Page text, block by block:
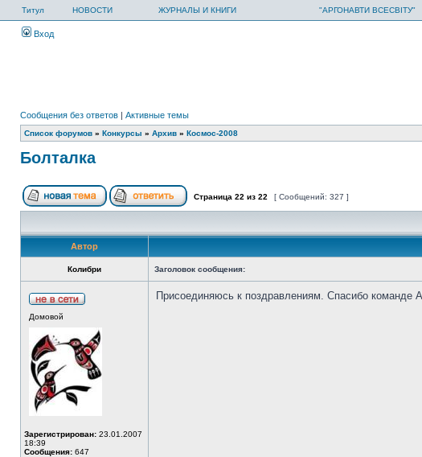
Титул НОВОСТИ ЖУРНАЛЫ И КНИГИ "АРГОНАВТИ ВСЕСВІТУ"
Вход
Сообщения без ответов | Активные темы
Список форумов » Конкурсы » Архив » Космос-2008
Болталка
Страница 22 из 22 [ Сообщений: 327 ]
Автор
Колибри Заголовок сообщения:
Домовой
Зарегистрирован: 23.01.2007
18:39
Сообщения: 647
Присоединяюсь к поздравлениям. Спасибо команде